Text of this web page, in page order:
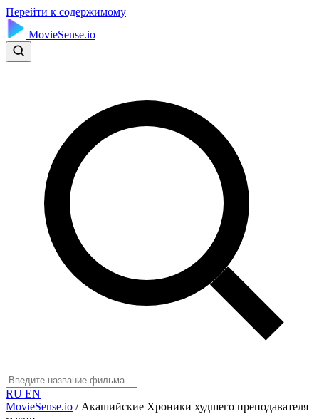
Перейти к содержимому
MovieSense.io
RU EN
MovieSense.io / Акашийские Хроники худшего преподавателя